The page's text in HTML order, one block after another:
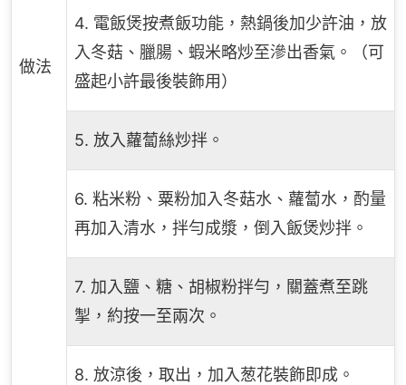
做法
4. 電飯煲按煮飯功能，熱鍋後加少許油，放
入冬菇、臘腸、蝦米略炒至滲出香氣。（可
盛起小許最後裝飾用）
5. 放入蘿蔔絲炒拌。
6. 粘米粉、粟粉加入冬菇水、蘿蔔水，酌量
再加入清水，拌勻成漿，倒入飯煲炒拌。
7. 加入鹽、糖、胡椒粉拌勻，關蓋煮至跳
掣，約按一至兩次。
8. 放涼後，取出，加入葱花裝飾即成。